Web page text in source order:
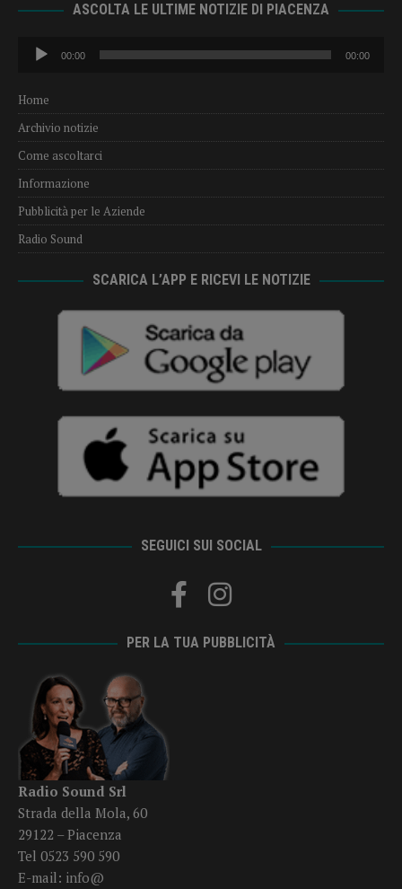
ASCOLTA LE ULTIME NOTIZIE DI PIACENZA
Audio
Player
00:00 00:00
Home
Archivio notizie
Come ascoltarci
Informazione
Pubblicità per le Aziende
Radio Sound
SCARICA L’APP E RICEVI LE NOTIZIE
SEGUICI SUI SOCIAL
PER LA TUA PUBBLICITÀ
Radio Sound Srl
Strada della Mola, 60
29122 – Piacenza
Tel 0523 590 590
E-mail: info@